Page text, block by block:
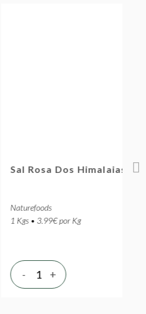
Fino
Adicionar